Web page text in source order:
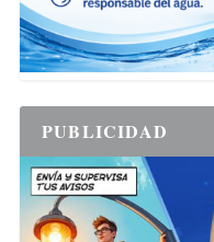
PUBLICIDAD